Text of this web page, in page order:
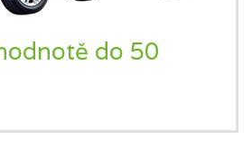
do 50